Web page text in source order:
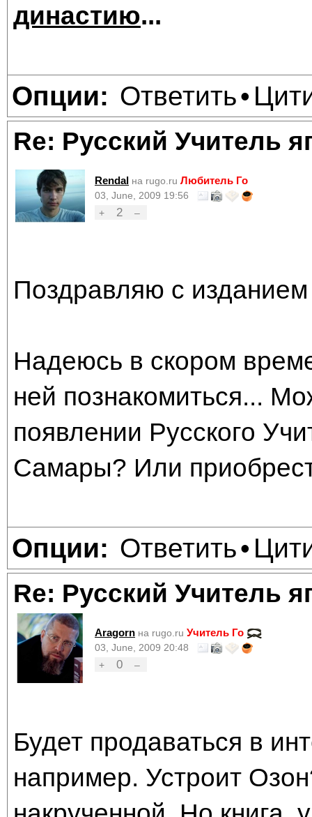
династию...
Опции: Ответить•
Re: Русский Учитель
Rendal на rugo.ru Любитель Го
03, June, 2009 19:56
+
2 –
Поздравляю с изданием
Надеюсь в скором
ней познакомиться...
появлении Русского
Самары? Или
Опции: Ответить•
Re: Русский Учитель
Aragorn на rugo.ru Учитель Го
03, June, 2009 20:48
+
0 –
Будет продаваться в
например. Устроит